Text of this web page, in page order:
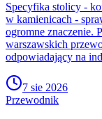
Specyfika stolicy -
w kamienicach -
ogromne znaczenie.
warszawskich
odpowiadający na
7 sie 2026
Przewodnik